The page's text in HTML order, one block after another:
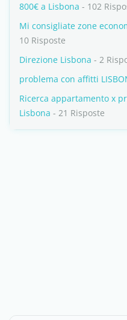
800€ a Lisbona - 102
Mi consigliate zone
10 Risposte
Direzione Lisbona - 2
problema con affitti
Ricerca appartamento x
Lisbona - 21 Risposte